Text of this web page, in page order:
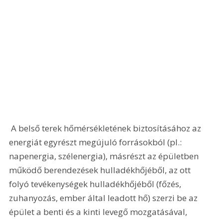
A belső terek hőmérsékletének biztosításához az
energiát egyrészt megújuló forrásokból (pl.:
napenergia, szélenergia), másrészt az épületben
működő berendezések hulladékhőjéből, az ott
folyó tevékenységek hulladékhőjéből (főzés,
zuhanyozás, ember által leadott hő) szerzi be az
épület a benti és a kinti levegő mozgatásával,